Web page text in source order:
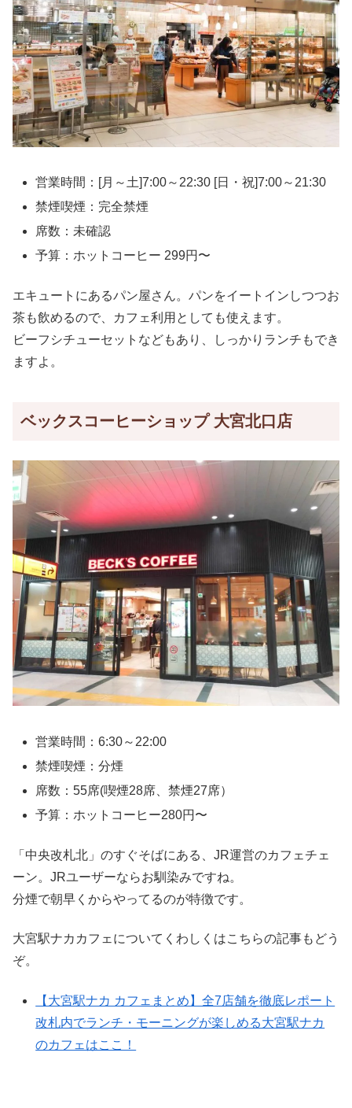
営業時間：[月～土]7:00～22:30 [日・祝]7:00～21:30
禁煙喫煙：完全禁煙
席数：未確認
予算：ホットコーヒー 299円〜
エキュートにあるパン屋さん。パンをイートインしつつお
茶も飲めるので、カフェ利用としても使えます。
ビーフシチューセットなどもあり、しっかりランチもでき
ますよ。
ベックスコーヒーショップ 大宮北口店
営業時間：6:30～22:00
禁煙喫煙：分煙
席数：55席(喫煙28席、禁煙27席）
予算：ホットコーヒー280円〜
「中央改札北」のすぐそばにある、JR運営のカフェチェ
ーン。JRユーザーならお馴染みですね。
分煙で朝早くからやってるのが特徴です。
大宮駅ナカカフェについてくわしくはこちらの記事もどう
ぞ。
【大宮駅ナカ カフェまとめ】全7店舗を徹底レポート
改札内でランチ・モーニングが楽しめる大宮駅ナカ
のカフェはここ！